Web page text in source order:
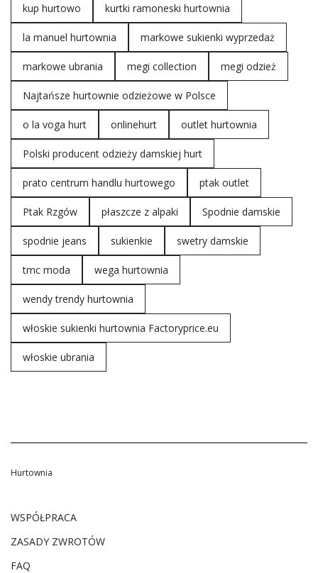
kup hurtowo kurtki ramoneski hurtownia
la manuel hurtownia markowe sukienki wyprzedaż
markowe ubrania megi collection megi odzież
Najtańsze hurtownie odzieżowe w Polsce
o la voga hurt onlinehurt outlet hurtownia
Polski producent odzieży damskiej hurt
prato centrum handlu hurtowego ptak outlet
Ptak Rzgów płaszcze z alpaki Spodnie damskie
spodnie jeans sukienkie swetry damskie
tmc moda wega hurtownia
wendy trendy hurtownia
włoskie sukienki hurtownia Factoryprice.eu
włoskie ubrania
Hurtownia
WSPÓŁPRACA
ZASADY ZWROTÓW
FAQ